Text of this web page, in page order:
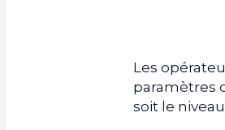
Les
paramètres
soit le